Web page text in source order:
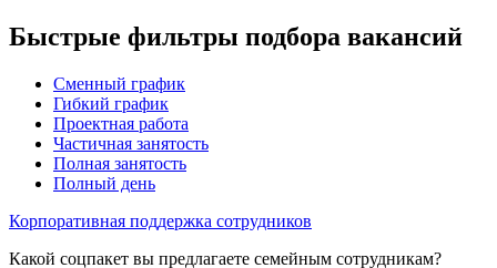
Быстрые фильтры подбора вакансий
Сменный график
Гибкий график
Проектная работа
Частичная занятость
Полная занятость
Полный день
Корпоративная поддержка сотрудников
Какой соцпакет вы предлагаете семейным сотрудникам?